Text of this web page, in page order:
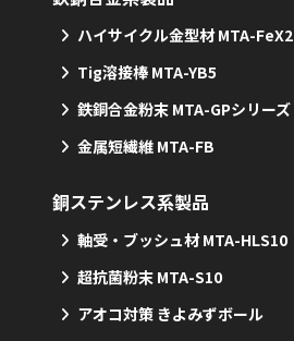
ハイサイクル金型材 MTA-FeX2
Tig溶接棒 MTA-YB5
鉄銅合金粉末 MTA-GPシリーズ
金属短繊維 MTA-FB
銅ステンレス系製品
軸受・ブッシュ材 MTA-HLS10
超抗菌粉末 MTA-S10
アオコ対策 きよみずボール